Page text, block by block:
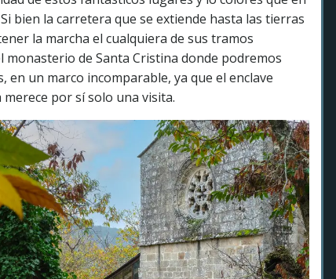
bien la carretera que se extiende hasta las tierras
la marcha el cualquiera de sus tramos
monasterio de Santa Cristina donde podremos
un marco incomparable, ya que el enclave
por sí solo una visita.